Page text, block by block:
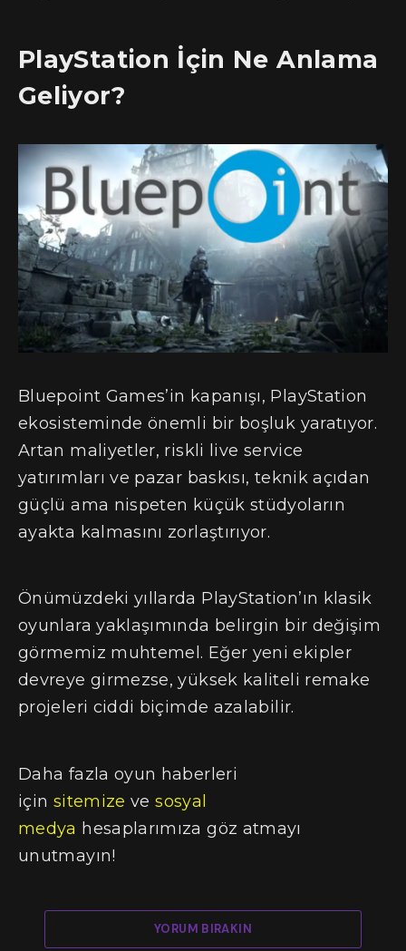
PlayStation İçin Ne Anlama
Geliyor?
Bluepoint Games’in kapanışı, PlayStation
ekosisteminde önemli bir boşluk yaratıyor.
Artan maliyetler, riskli live service
yatırımları ve pazar baskısı, teknik açıdan
güçlü ama nispeten küçük stüdyoların
ayakta kalmasını zorlaştırıyor.
Önümüzdeki yıllarda PlayStation’ın klasik
oyunlara yaklaşımında belirgin bir değişim
görmemiz muhtemel. Eğer yeni ekipler
devreye girmezse, yüksek kaliteli remake
projeleri ciddi biçimde azalabilir.
Daha fazla oyun haberleri
için sitemize vesosyal
medya hesaplarımıza göz atmayı
unutmayın!
YORUM BIRAKIN